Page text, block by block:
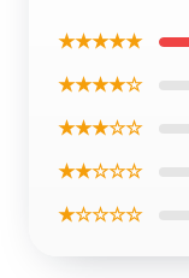
★★★★★
★★★★☆
★★★☆☆
★★☆☆☆
★☆☆☆☆